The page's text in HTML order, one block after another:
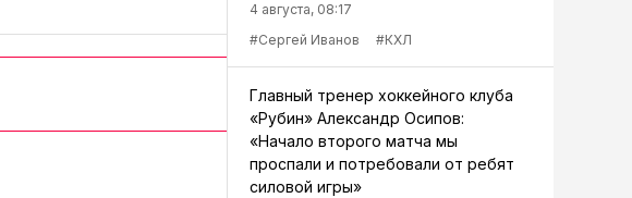
4 августа, 08:17
#Сергей Иванов
#КХЛ
Главный тренер хоккейного клуба
«Рубин» Александр Осипов:
«Начало второго матча мы
проспали и потребовали от ребят
силовой игры»